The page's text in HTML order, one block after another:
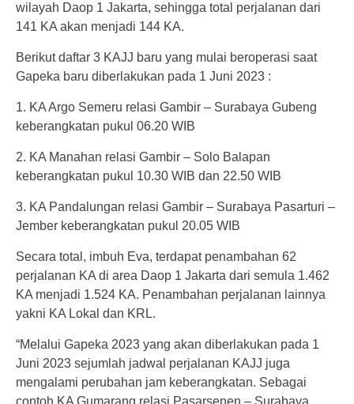
wilayah Daop 1 Jakarta, sehingga total perjalanan dari
141 KA akan menjadi 144 KA.
Berikut daftar 3 KAJJ baru yang mulai beroperasi saat
Gapeka baru diberlakukan pada 1 Juni 2023 :
1. KA Argo Semeru relasi Gambir – Surabaya Gubeng
keberangkatan pukul 06.20 WIB
2. KA Manahan relasi Gambir – Solo Balapan
keberangkatan pukul 10.30 WIB dan 22.50 WIB
3. KA Pandalungan relasi Gambir – Surabaya Pasarturi –
Jember keberangkatan pukul 20.05 WIB
Secara total, imbuh Eva, terdapat penambahan 62
perjalanan KA di area Daop 1 Jakarta dari semula 1.462
KA menjadi 1.524 KA. Penambahan perjalanan lainnya
yakni KA Lokal dan KRL.
“Melalui Gapeka 2023 yang akan diberlakukan pada 1
Juni 2023 sejumlah jadwal perjalanan KAJJ juga
mengalami perubahan jam keberangkatan. Sebagai
contoh KA Gumarang relasi Pasarsenen – Surabaya